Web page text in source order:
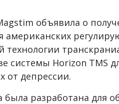
объявила о
американских
технологии
системы Horizon TMS
от депрессии.
была разработана для